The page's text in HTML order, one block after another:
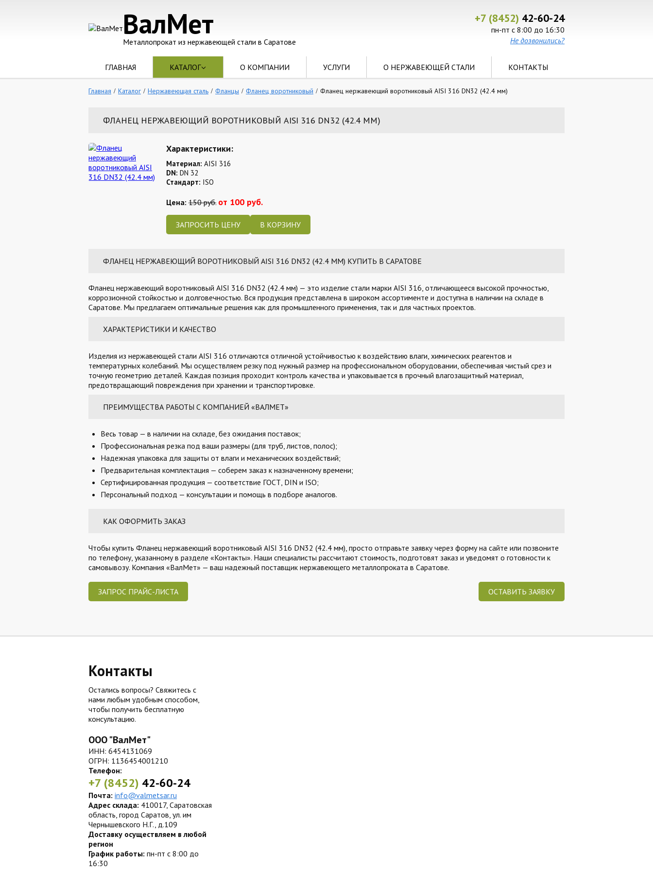
ВалМет
Металлопрокат из нержавеющей стали в Саратове
+7 (8452) 42-60-24
пн-пт с 8:00 до 16:30
Не дозвонились?
ГЛАВНАЯ КАТАЛОГ О КОМПАНИИ УСЛУГИ О НЕРЖАВЕЮЩЕЙ СТАЛИ КОНТАКТЫ
Главная Каталог Нержавеющая сталь Фланцы Фланец воротниковый Фланец нержавеющий воротниковый AISI 316 DN32 (42.4 мм)
ФЛАНЕЦ НЕРЖАВЕЮЩИЙ ВОРОТНИКОВЫЙ AISI 316 DN32 (42.4 ММ)
Характеристики:
Материал: AISI 316
DN: DN 32
Стандарт: ISO
Цена: 150 руб. от 100 руб.
ЗАПРОСИТЬ ЦЕНУ
ФЛАНЕЦ НЕРЖАВЕЮЩИЙ ВОРОТНИКОВЫЙ AISI 316 DN32 (42.4 ММ) КУПИТЬ В САРАТОВЕ
Фланец нержавеющий воротниковый AISI 316 DN32 (42.4 мм) — это изделие стали марки AISI 316, отличающееся высокой прочностью,
коррозионной стойкостью и долговечностью. Вся продукция представлена в широком ассортименте и доступна в наличии на складе в
Саратове. Мы предлагаем оптимальные решения как для промышленного применения, так и для частных проектов.
ХАРАКТЕРИСТИКИ И КАЧЕСТВО
Изделия из нержавеющей стали AISI 316 отличаются отличной устойчивостью к воздействию влаги, химических реагентов и
температурных колебаний. Мы осуществляем резку под нужный размер на профессиональном оборудовании, обеспечивая чистый срез и
точную геометрию деталей. Каждая позиция проходит контроль качества и упаковывается в прочный влагозащитный материал,
предотвращающий повреждения при хранении и транспортировке.
ПРЕИМУЩЕСТВА РАБОТЫ С КОМПАНИЕЙ «ВАЛМЕТ»
Весь товар — в наличии на складе, без ожидания поставок;
Профессиональная резка под ваши размеры (для труб, листов, полос);
Надежная упаковка для защиты от влаги и механических воздействий;
Предварительная комплектация — соберем заказ к назначенному времени;
Сертифицированная продукция — соответствие ГОСТ, DIN и ISO;
Персональный подход — консультации и помощь в подборе аналогов.
КАК ОФОРМИТЬ ЗАКАЗ
Чтобы купить Фланец нержавеющий воротниковый AISI 316 DN32 (42.4 мм), просто отправьте заявку через форму на сайте или позвоните
по телефону, указанному в разделе «Контакты». Наши специалисты рассчитают стоимость, подготовят заказ и уведомят о готовности к
самовывозу. Компания «ВалМет» — ваш надежный поставщик нержавеющего металлопроката в Саратове.
ЗАПРОС ПРАЙС-ЛИСТА ОСТАВИТЬ ЗАЯВКУ
Контакты
Остались вопросы? Свяжитесь с
нами любым удобным способом,
чтобы получить бесплатную
консультацию.
ООО "ВалМет"
ИНН: 6454131069
ОГРН: 1136454001210
Телефон:
+7 (8452) 42-60-24
Почта: info@valmetsar.ru
Адрес склада: 410017, Саратовская
область, город Саратов, ул. им
Чернышевского Н.Г., д.109
Доставку осуществляем в любой
регион
График работы: пн-пт с 8:00 до
16:30